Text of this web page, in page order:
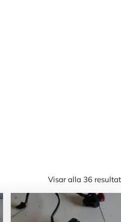
Visar alla 36 resultat